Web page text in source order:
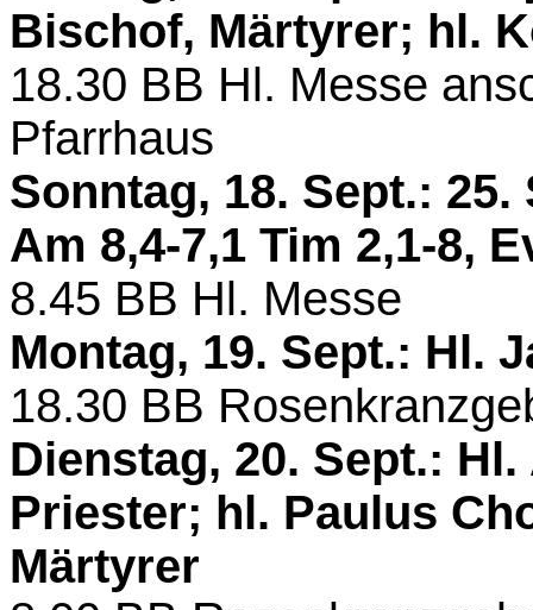
Bischof, Märtyrer; hl.
18.30 BB Hl. Messe
Pfarrhaus
Sonntag, 18. Sept.:
Am 8,4-7,1 Tim 2,1-8,
8.45 BB Hl. Messe
Montag, 19. Sept.: Hl.
18.30 BB
Dienstag, 20. Sept.:
Priester; hl. Paulus
Märtyrer